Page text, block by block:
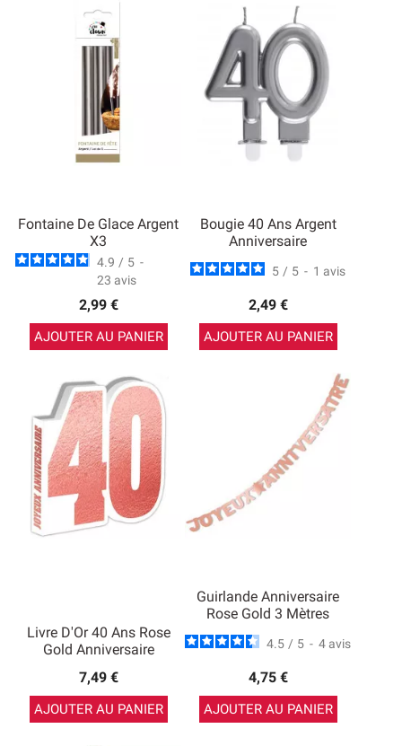
Fontaine De Glace Argent
X3
4.9 / 5 -
23 avis
2,99 €
AJOUTER AU PANIER
Bougie 40 Ans Argent
Anniversaire
5 / 5 - 1 avis
2,49 €
AJOUTER AU PANIER
Livre D'Or 40 Ans Rose
Gold Anniversaire
7,49 €
AJOUTER AU PANIER
Guirlande Anniversaire
Rose Gold 3 Mètres
4.5 / 5 - 4 avis
4,75 €
AJOUTER AU PANIER